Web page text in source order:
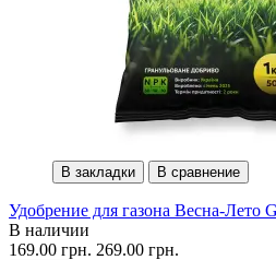
В закладки В сравнение
Удобрение для газона Весна-Лето
В наличии
169.00 грн. 269.00 грн.